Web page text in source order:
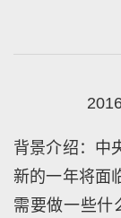
背景介绍：中
新的一年将面
需要做一些什